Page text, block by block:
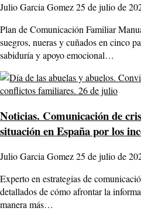
Julio Garcia Gomez25 de julio de
Plan de Comunicación Familiar
suegros, nueras y cuñados en cinco
sabiduría y apoyo emocional…
Noticias. Comunicación de
situación en España por los
Julio Garcia Gomez25 de julio de
Experto en estrategias de
detallados de cómo afrontar la
manera más…